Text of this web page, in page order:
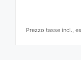
Prezzo tasse incl.,